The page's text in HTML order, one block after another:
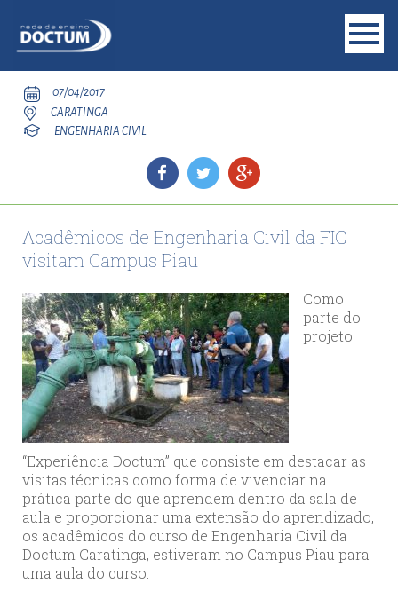
07/04/2017
CARATINGA
ENGENHARIA CIVIL
Acadêmicos de Engenharia Civil da FIC
visitam Campus Piau
Como
parte do
projeto
“Experiência Doctum” que consiste em destacar as
visitas técnicas como forma de vivenciar na
prática parte do que aprendem dentro da sala de
aula e proporcionar uma extensão do aprendizado,
os acadêmicos do curso de Engenharia Civil da
Doctum Caratinga, estiveram no Campus Piau para
uma aula do curso.